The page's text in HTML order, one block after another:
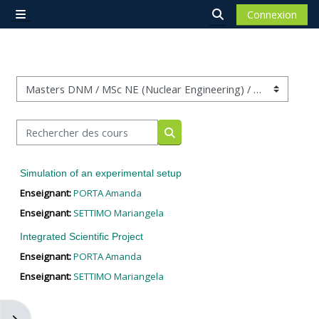
Passer au contenu principal
Panneau latéral
Activer/désactiver
Connexion
Catégories de cours
Rechercher des cours
Rechercher des cours
Simulation of an experimental setup
Enseignant:PORTA Amanda
Enseignant: SETTIMO Mariangela
Integrated Scientific Project
Enseignant:PORTA Amanda
Enseignant: SETTIMO Mariangela